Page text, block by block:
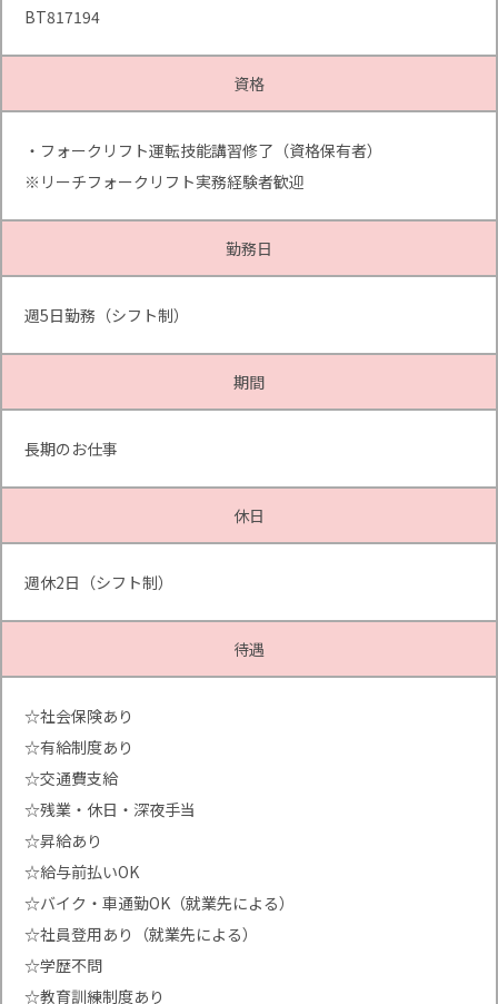
BT817194
資格
・フォークリフト運転技能講習修了（資格保有者）
※リーチフォークリフト実務経験者歓迎
勤務日
週5日勤務（シフト制）
期間
長期のお仕事
休日
週休2日（シフト制）
待遇
☆社会保険あり
☆有給制度あり
☆交通費支給
☆残業・休日・深夜手当
☆昇給あり
☆給与前払いOK
☆バイク・車通勤OK（就業先による）
☆社員登用あり（就業先による）
☆学歴不問
☆教育訓練制度あり